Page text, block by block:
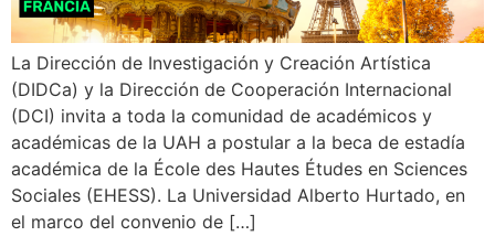
La Dirección de Investigación y Creación Artística
(DIDCa) y la Dirección de Cooperación Internacional
(DCI) invita a toda la comunidad de académicos y
académicas de la UAH a postular a la beca de estadía
académica de la École des Hautes Études en Sciences
Sociales (EHESS). La Universidad Alberto Hurtado, en
el marco del convenio de […]